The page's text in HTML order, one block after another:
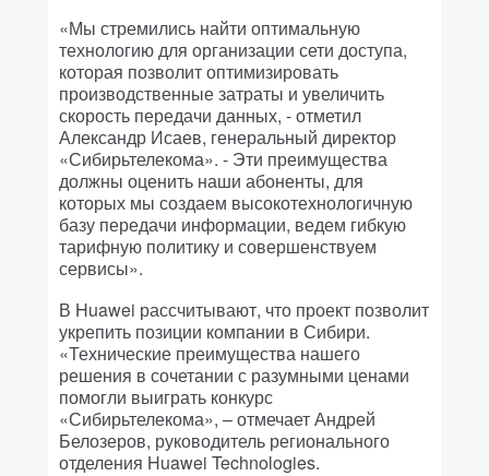
«Мы стремились найти оптимальную
технологию для организации сети доступа,
которая позволит оптимизировать
производственные затраты и увеличить
скорость передачи данных, - отметил
Александр Исаев, генеральный директор
«Сибирьтелекома». - Эти преимущества
должны оценить наши абоненты, для
которых мы создаем высокотехнологичную
базу передачи информации, ведем гибкую
тарифную политику и совершенствуем
сервисы».
В Huawei рассчитывают, что проект позволит
укрепить позиции компании в Сибири.
«Технические преимущества нашего
решения в сочетании с разумными ценами
помогли выиграть конкурс
«Сибирьтелекома», – отмечает Андрей
Белозеров, руководитель регионального
отделения Huawei Technologies.